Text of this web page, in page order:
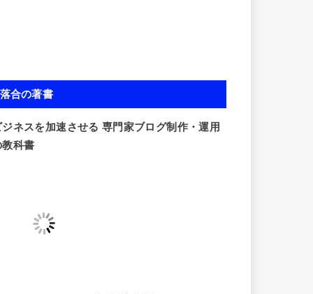
落合の著書
ジネスを加速させる 専門家ブログ制作・運用
教科書